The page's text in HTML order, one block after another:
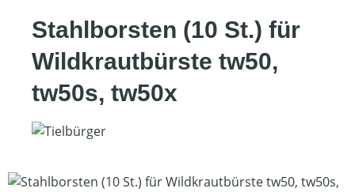
Stahlborsten (10 St.) für
Wildkrautbürste tw50,
tw50s, tw50x
Bildergalerie überspringen